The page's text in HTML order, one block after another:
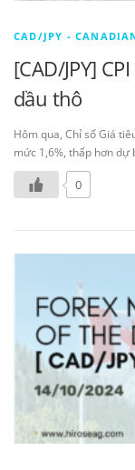
CAD/JPY -
[CAD/JPY]
dầu thô
Hôm qua, Chỉ số Giá
mức 1,6%, thấp hơn
0